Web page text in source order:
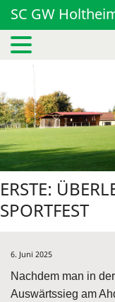
SC GW
ERSTE:
SPORTFEST
6. Juni 2025
Nachdem man in
Auswärtssieg am